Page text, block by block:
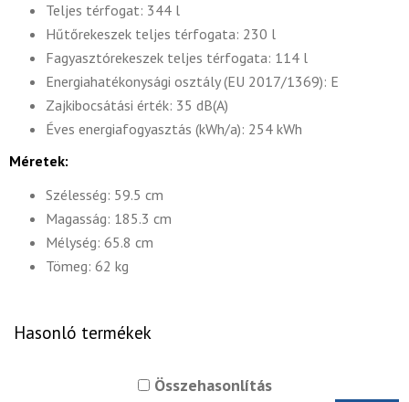
Teljes térfogat: 344 l
Hűtőrekeszek teljes térfogata: 230 l
Fagyasztórekeszek teljes térfogata: 114 l
Energiahatékonysági osztály (EU 2017/1369): E
Zajkibocsátási érték: 35 dB(A)
Éves energiafogyasztás (kWh/a): 254 kWh
Méretek:
Szélesség: 59.5 cm
Magasság: 185.3 cm
Mélység: 65.8 cm
Tömeg: 62 kg
Hasonló termékek
Összehasonlítás